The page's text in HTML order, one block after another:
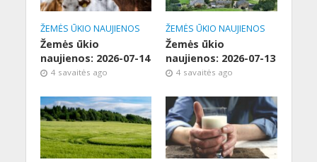
ŽEMĖS ŪKIO NAUJIENOS
Žemės ūkio
naujienos: 2026-07-14
4 savaitės ago
ŽEMĖS ŪKIO NAUJIENOS
Žemės ūkio
naujienos: 2026-07-13
4 savaitės ago